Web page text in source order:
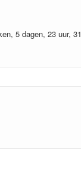
5 dagen, 23 uur, 31